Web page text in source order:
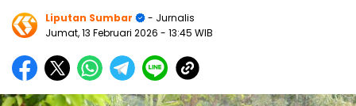
Liputan Sumbar
- Jurnalis
Jumat, 13 Februari 2026 - 13:45 WIB